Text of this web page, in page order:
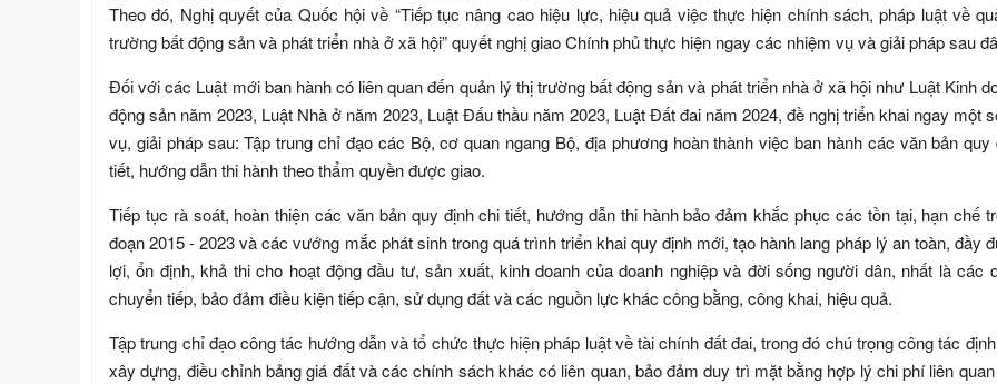
Theo đó, Nghị quyết của Quốc hội về “Tiếp tục nâng cao hiệu lực, hiệu quả việc thực hiện chính sách, pháp luật về
trường bất động sản và phát triển nhà ở xã hội” quyết nghị giao Chính phủ thực hiện ngay các nhiệm vụ và giải pháp sau
Đối với các Luật mới ban hành có liên quan đến quản lý thị trường bất động sản và phát triển nhà ở xã hội như Luật Kinh
động sản năm 2023, Luật Nhà ở năm 2023, Luật Đấu thầu năm 2023, Luật Đất đai năm 2024, đề nghị triển khai ngay một
vụ, giải pháp sau: Tập trung chỉ đạo các Bộ, cơ quan ngang Bộ, địa phương hoàn thành việc ban hành các văn bản quy
tiết, hướng dẫn thi hành theo thẩm quyền được giao.
Tiếp tục rà soát, hoàn thiện các văn bản quy định chi tiết, hướng dẫn thi hành bảo đảm khắc phục các tồn tại, hạn chế
đoạn 2015 - 2023 và các vướng mắc phát sinh trong quá trình triển khai quy định mới, tạo hành lang pháp lý an toàn, đầy
lợi, ổn định, khả thi cho hoạt động đầu tư, sản xuất, kinh doanh của doanh nghiệp và đời sống người dân, nhất là các
chuyển tiếp, bảo đảm điều kiện tiếp cận, sử dụng đất và các nguồn lực khác công bằng, công khai, hiệu quả.
Tập trung chỉ đạo công tác hướng dẫn và tổ chức thực hiện pháp luật về tài chính đất đai, trong đó chú trọng công tác
xây dựng, điều chỉnh bảng giá đất và các chính sách khác có liên quan, bảo đảm duy trì mặt bằng hợp lý chi phí liên